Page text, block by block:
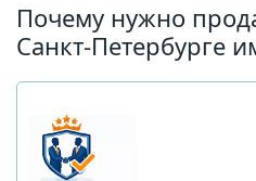
Почему нужно
Санкт-Петербурге